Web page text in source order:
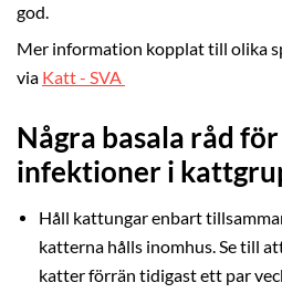
god.
Mer information kopplat till olika
via Katt - SVA
Några basala råd
infektioner i
Håll kattungar enbart
katterna hålls inomhus. Se till
katter förrän tidigast ett par